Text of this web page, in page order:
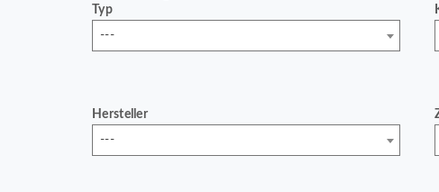
Typ
---
Hersteller
---